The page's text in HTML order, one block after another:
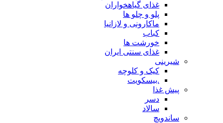
غذای گیاهخواران
پلو و چلو ها
ماکارونی و لازانیا
کباب
خورشت ها
غذای سنتی ایران
شیرینی
کیک و کلوچه
.بیسکویت
پیش غذا
دسر
سالاد
ساندویچ